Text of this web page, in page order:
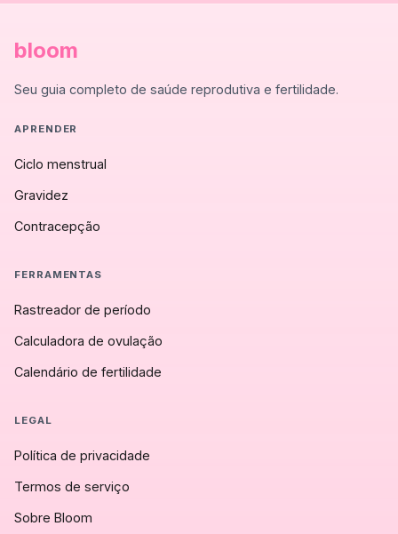
bloom
Seu guia completo de saúde reprodutiva e fertilidade.
APRENDER
Ciclo menstrual
Gravidez
Contracepção
FERRAMENTAS
Rastreador de período
Calculadora de ovulação
Calendário de fertilidade
LEGAL
Política de privacidade
Termos de serviço
Sobre Bloom